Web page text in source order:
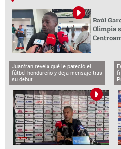
Raúl
Olimpia
Juanfran revela qué le pareció el
fútbol hondureño y deja mensaje tras
su debut